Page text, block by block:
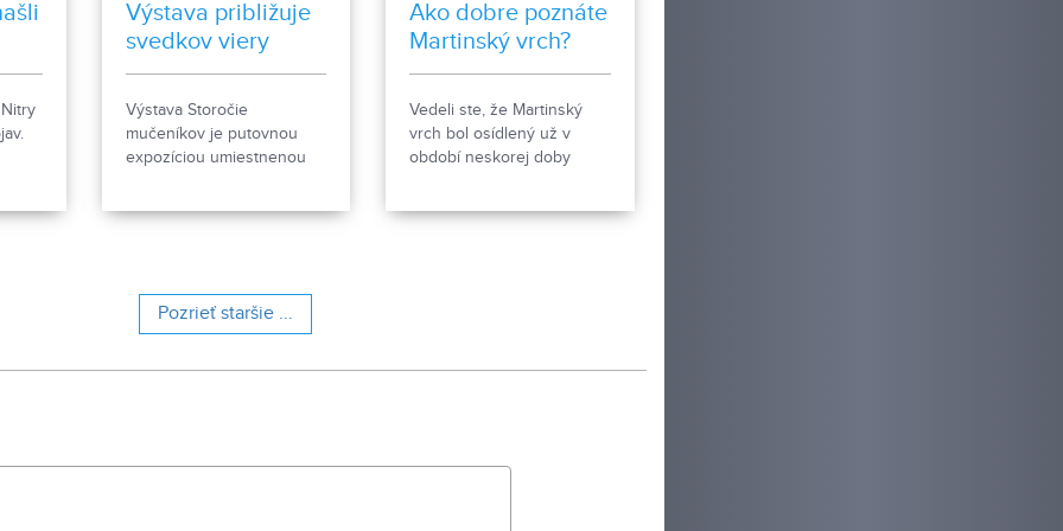
Výstava približuje
svedkov viery
Výstava Storočie
mučeníkov je putovnou
expozíciou umiestnenou
strednej a východnej
Európy a počas letnej
návštevníkom hradu.
Ako dobre poznáte
Martinský vrch?
Vedeli ste, že Martinský
vrch bol osídlený už v
období neskorej doby
murovaných budov
dopĺňa hlavná budova
Pozrieť staršie ...